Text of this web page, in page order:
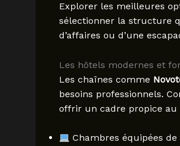
Explorer les meilleures
sélectionner la structure
d’affaires ou d’une
Les hôtels modernes et
Les chaînes comme
besoins professionnels.
offrir un cadre propice au
Chambres équipées